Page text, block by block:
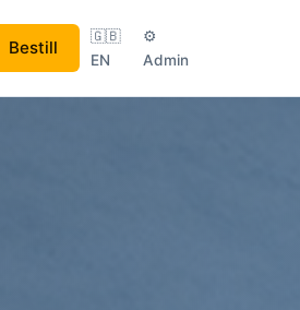
Bestill
🇬🇧
EN
⚙
Admin